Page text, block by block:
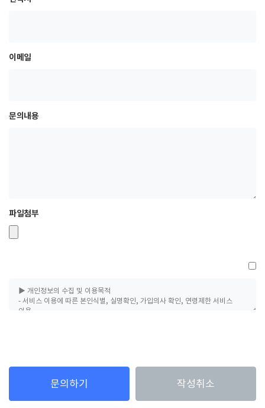
이메일
문의내용
파일첨부
문의하기 작성취소